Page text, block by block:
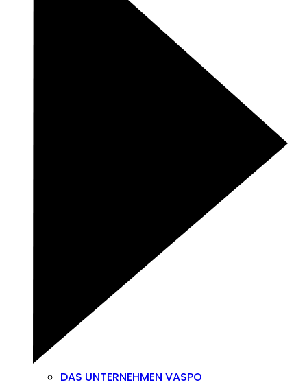
DAS UNTERNEHMEN VASPO